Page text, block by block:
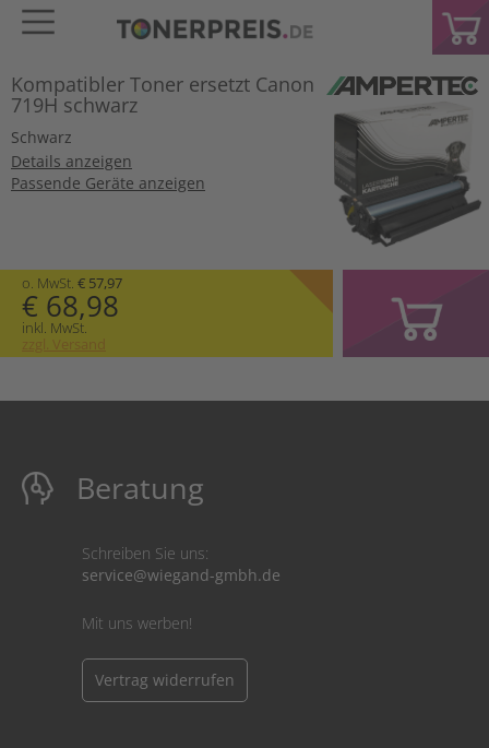
Kompatibler Toner ersetzt Canon
719H schwarz
Schwarz
Details anzeigen
Passende Geräte anzeigen
o. MwSt. € 57,97
€ 68,98
inkl. MwSt.
zzgl. Versand
Beratung
Schreiben Sie uns:
service@wiegand-gmbh.de
Mit uns werben!
Vertrag widerrufen